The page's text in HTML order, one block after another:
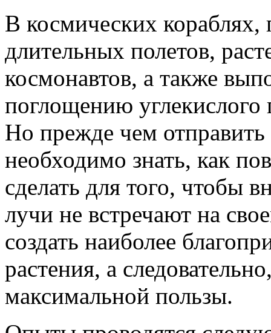
В космических кораблях,
длительных полетов,
космонавтов, а также
поглощению углекислого
Но прежде чем
необходимо знать, как
сделать для того, чтобы
лучи не встречают на
создать наиболее
растения, а
максимальной пользы.